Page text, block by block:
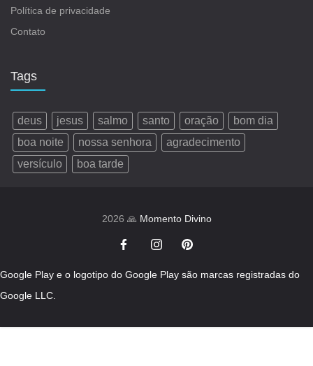
Política de privacidade
Contato
Tags
deus jesus salmo santo oração
bom dia
boa noite
nossa senhora
agradecimento
versículo
boa tarde
2026 🙏 Momento Divino
Google Play e o logotipo do Google Play são marcas registradas do
Google LLC.